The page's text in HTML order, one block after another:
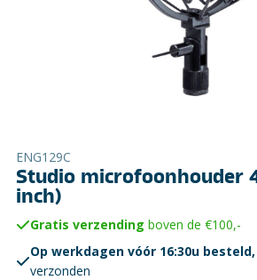
ENG129C
Studio microfoonhouder
inch)
Gratis verzending boven de €100,-
Op werkdagen vóór 16:30u besteld,
verzonden